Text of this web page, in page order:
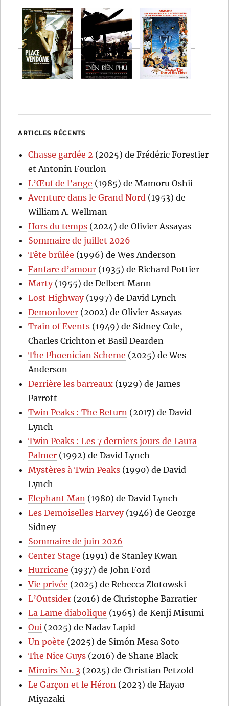
ARTICLES RÉCENTS
Chasse gardée 2 (2025) de Frédéric Forestier
et Antonin Fourlon
L’Œuf de l’ange (1985) de Mamoru Oshii
Aventure dans le Grand Nord (1953) de
William A. Wellman
Hors du temps (2024) de Olivier Assayas
Sommaire de juillet 2026
Tête brûlée (1996) de Wes Anderson
Fanfare d’amour (1935) de Richard Pottier
Marty(1955) de Delbert Mann
Lost Highway(1997) de David Lynch
Demonlover (2002) de Olivier Assayas
Train of Events (1949) de Sidney Cole,
Charles Crichton et Basil Dearden
The Phoenician Scheme (2025) de Wes
Anderson
Derrière les barreaux (1929) de James
Parrott
Twin Peaks : The Return (2017) de David
Lynch
Twin Peaks : Les 7 derniers jours de Laura
Palmer (1992) de David Lynch
Mystères à Twin Peaks (1990) de David
Lynch
Elephant Man (1980) de David Lynch
Les Demoiselles Harvey(1946) de George
Sidney
Sommaire de juin 2026
Center Stage (1991) de Stanley Kwan
Hurricane (1937) de John Ford
Vie privée (2025) de Rebecca Zlotowski
L’Outsider (2016) de Christophe Barratier
La Lame diabolique (1965) de Kenji Misumi
Oui (2025) de Nadav Lapid
Un poète (2025) de Simón Mesa Soto
The Nice Guys (2016) de Shane Black
Miroirs No. 3 (2025) de Christian Petzold
Le Garçon et le Héron (2023) de Hayao
Miyazaki